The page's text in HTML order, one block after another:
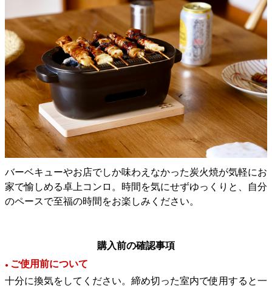
バーベキューやお店でしか味わえなかった炭火焼が気軽にお
家で愉しめる卓上コンロ。時間を気にせずゆっくりと、自分
のペースで至福の時間をお楽しみください。
購入前の確認事項
● ご使用前について
十分に換気をしてください。締め切った室内で使用すると一